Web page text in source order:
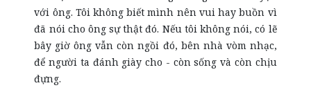
với ông. Tôi không biết mình nên vui hay buồn vì
đã nói cho ông sự thật đó. Nếu tôi không nói, có lẽ
bây giờ ông vẫn còn ngồi đó, bên nhà vòm nhạc,
để người ta đánh giày cho - còn sống và còn chịu
đựng.